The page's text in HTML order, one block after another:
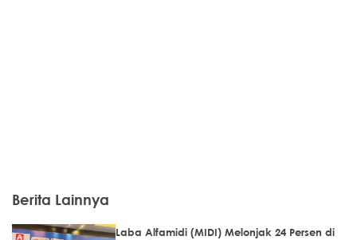
Berita Lainnya
Laba Alfamidi (MIDI) Melonjak 24 Persen di